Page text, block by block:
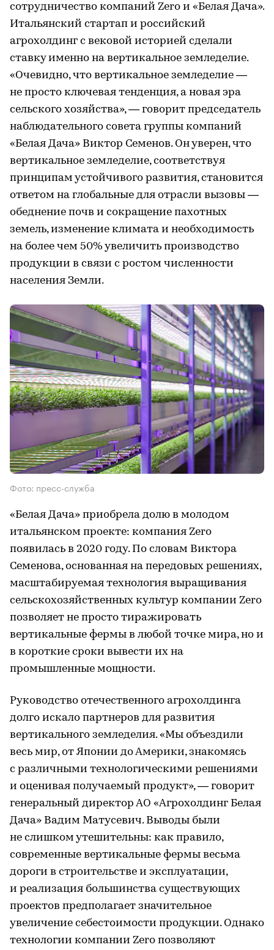
сотрудничество компаний Zero и «Белая Дача».
Итальянский стартап и российский
агрохолдинг с вековой историей сделали
ставку именно на вертикальное земледелие.
«Очевидно, что вертикальное земледелие —
не просто ключевая тенденция, а новая эра
сельского хозяйства», — говорит председатель
наблюдательного совета группы компаний
«Белая Дача» Виктор Семенов. Он уверен, что
вертикальное земледелие, соответствуя
принципам устойчивого развития, становится
ответом на глобальные для отрасли вызовы —
обеднение почв и сокращение пахотных
земель, изменение климата и необходимость
на более чем 50% увеличить производство
продукции в связи с ростом численности
населения Земли.
Фото: пресс-служба
«Белая Дача» приобрела долю в молодом
итальянском проекте: компания Zero
появилась в 2020 году. По словам Виктора
Семенова, основанная на передовых решениях,
масштабируемая технология выращивания
сельскохозяйственных культур компании Zero
позволяет не просто тиражировать
вертикальные фермы в любой точке мира, но и
в короткие сроки вывести их на
промышленные мощности.
Руководство отечественного агрохолдинга
долго искало партнеров для развития
вертикального земледелия. «Мы объездили
весь мир, от Японии до Америки, знакомясь
с различными технологическими решениями
и оценивая получаемый продукт», — говорит
генеральный директор АО «Агрохолдинг Белая
Дача» Вадим Матусевич. Выводы были
не слишком утешительны: как правило,
современные вертикальные фермы весьма
дороги в строительстве и эксплуатации,
и реализация большинства существующих
проектов предполагает значительное
увеличение себестоимости продукции. Однако
технологии компании Zero позволяют